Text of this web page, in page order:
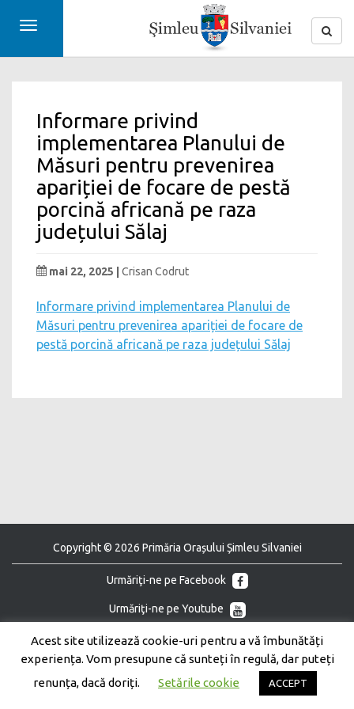
Toggle
Informare privind
implementarea Planului de
Măsuri pentru prevenirea
apariției de focare de pestă
porcină africană pe raza
județului Sălaj
mai 22, 2025 | Crisan Codrut
Informare privind implementarea Planului de
Măsuri pentru prevenirea apariției de focare de
pestă porcină africană pe raza județului Sălaj
Copyright © 2026 Primăria Orașului Șimleu Silvaniei
Urmăriţi-ne pe Facebook
Urmăriţi-ne pe Youtube
Acest site utilizează cookie-uri pentru a vă îmbunătăți
experiența. Vom presupune că sunteți în regulă, dar puteți
renunța, dacă doriți.
Setările cookie ACCEPT